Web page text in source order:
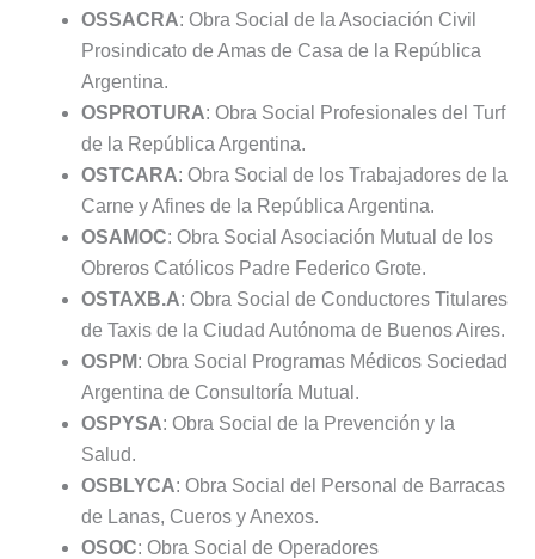
OSSACRA: Obra Social de la Asociación Civil
Prosindicato de Amas de Casa de la República
Argentina.
OSPROTURA: Obra Social Profesionales del Turf
de la República Argentina.
OSTCARA: Obra Social de los Trabajadores de la
Carne y Afines de la República Argentina.
OSAMOC: Obra Social Asociación Mutual de los
Obreros Católicos Padre Federico Grote.
OSTAXB.A: Obra Social de Conductores Titulares
de Taxis de la Ciudad Autónoma de Buenos Aires.
OSPM: Obra Social Programas Médicos Sociedad
Argentina de Consultoría Mutual.
OSPYSA: Obra Social de la Prevención y la
Salud.
OSBLYCA: Obra Social del Personal de Barracas
de Lanas, Cueros y Anexos.
OSOC: Obra Social de Operadores